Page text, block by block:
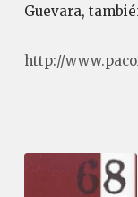
Guevara,
http://